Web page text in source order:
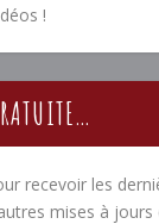
!
recevoir les
mises à jours